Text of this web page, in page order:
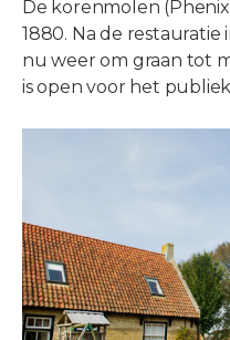
De korenmolen
1880. Na de
nu weer om graan tot
is open voor het